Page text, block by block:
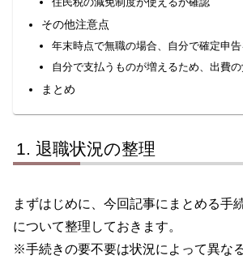
その他注意点
年末時点で無職の場合、自分で確定申
自分で支払うものが増えるため、出費
まとめ
退職状況の整理
まずはじめに、今回記事にまとめる手
について整理しておきます。
※手続きの要不要は状況によって異な